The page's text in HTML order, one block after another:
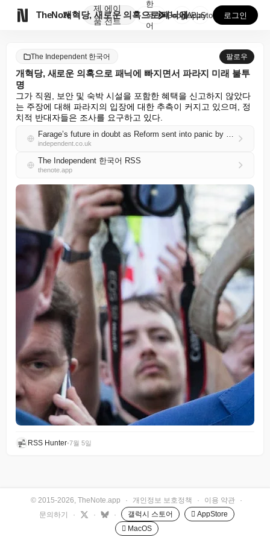
TheNote
제
품
에이
전트
개혁당, 새로운 의혹으로 패닉에 빠지면서 파라지 미래 ...
한
국
어
GooglePlay
AppStore 로그인
The Independent 한국어 팔로우
개혁당, 새로운 의혹으로 패닉에 빠지면서 파라지 미래 불투
명
그가 직원, 보안 및 숙박 시설을 포함한 혜택을 신고하지 않았다
는 주장에 대해 파라지의 입장에 대한 추측이 커지고 있으며, 정
치적 반대자들은 조사를 요구하고 있다.
Farage’s future in doubt as Reform sent into panic by fresh allegations
independent.co.uk
The Independent 한국어 RSS
thenote.app
RSS Hunter•7월 5일
© 2015-2026, TheNote.app · 개인정보 보호정책 · 이용 약관
·
문의하기
· · · 갤럭시 스토어
 AppStore
 MacOS